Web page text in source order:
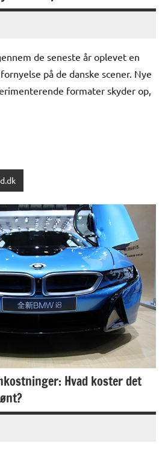
de seneste år oplevet en
på de danske scener. Nye
formater skyder op,
Hvad koster det